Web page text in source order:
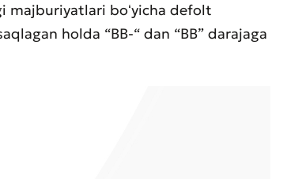
majburiyatlari boʻyicha defolt
holda “BB-“ dan “BB” darajaga